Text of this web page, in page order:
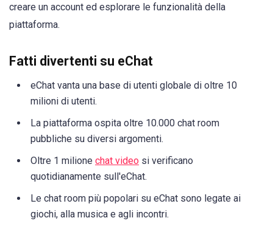
creare un account ed esplorare le funzionalità della
piattaforma.
Fatti divertenti su eChat
eChat vanta una base di utenti globale di oltre 10
milioni di utenti.
La piattaforma ospita oltre 10.000 chat room
pubbliche su diversi argomenti.
Oltre 1 milione chat video si verificano
quotidianamente sull'eChat.
Le chat room più popolari su eChat sono legate ai
giochi, alla musica e agli incontri.